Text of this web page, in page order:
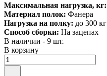
Максимальная нагрузка, кг:
Материал полок: Фанера
Нагрузка на полку: до 300 кг
Способ сборки: На зацепах
В наличии - 9 шт.
В корзину